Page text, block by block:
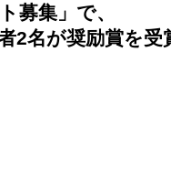
募集」で、
2名が奨励賞を